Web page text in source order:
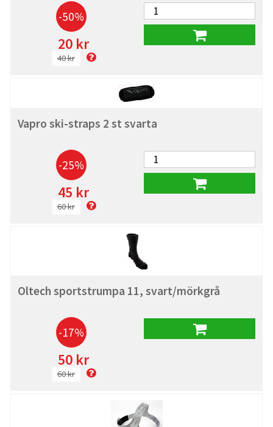
-50%
20 kr
40 kr
Vapro ski-straps 2 st svarta
-25%
45 kr
60 kr
Oltech sportstrumpa 11, svart/mörkgrå
-17%
50 kr
60 kr